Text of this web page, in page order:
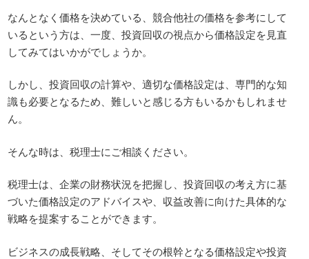
なんとなく価格を決めている、競合他社の価格を参考にして
いるという方は、一度、投資回収の視点から価格設定を見直
してみてはいかがでしょうか。
しかし、投資回収の計算や、適切な価格設定は、専門的な知
識も必要となるため、難しいと感じる方もいるかもしれませ
ん。
そんな時は、税理士にご相談ください。
税理士は、企業の財務状況を把握し、投資回収の考え方に基
づいた価格設定のアドバイスや、収益改善に向けた具体的な
戦略を提案することができます。
ビジネスの成長戦略、そしてその根幹となる価格設定や投資